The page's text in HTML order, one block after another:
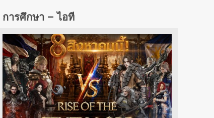
การศึกษา – ไอที